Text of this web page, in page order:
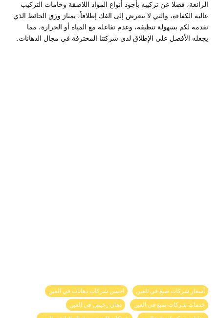
الرائعة، فضلا عن تركيبه بأجود أنواع المواد اللاصقة وخامات التركيب
عالية الكفاءة، والتي لا تتعرض إلى الفك إطلاقاً، يمتاز ورق الحائط الذي
نقدمه لكم بسهولة تنظيفه، وعدم تفاعله مع المياه أو الحرارة، مما
يجعله الأفضل على الإطلاق لدى شركتنا المحترفة في مجال الدهانات.
أسعار شركات صبغ في العين
احسن شركات دهانات في العين
خدمات شركات صبغ في العين
دهان رخيص في العين